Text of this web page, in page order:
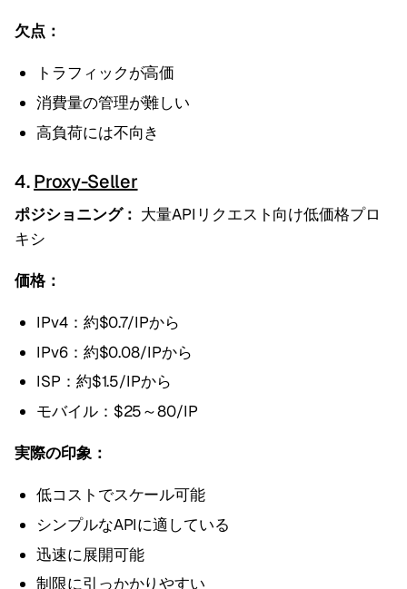
欠点：
トラフィックが高価
消費量の管理が難しい
高負荷には不向き
4.Proxy-Seller
ポジショニング： 大量APIリクエスト向け低価格プロ
キシ
価格：
IPv4：約$0.7/IPから
IPv6：約$0.08/IPから
ISP：約$1.5/IPから
モバイル：$25～80/IP
実際の印象：
低コストでスケール可能
シンプルなAPIに適している
迅速に展開可能
制限に引っかかりやすい